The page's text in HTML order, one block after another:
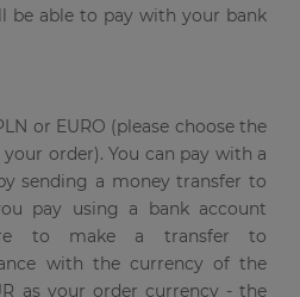
be able to pay with your bank
or EURO (please choose the
order). You can pay with a
sending a money transfer to
pay using a bank account
to make a transfer to
with the currency of the
as your order currency - the